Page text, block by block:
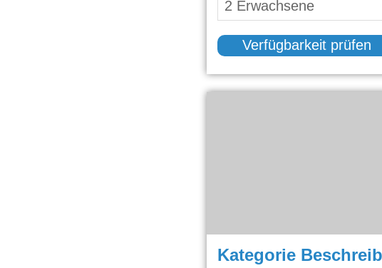
Verfügbarkeit prüfen
Kategorie